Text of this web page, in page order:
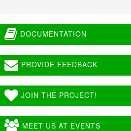
DOCUMENTATION
PROVIDE FEEDBACK
JOIN THE PROJECT!
MEET US AT EVENTS